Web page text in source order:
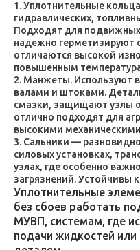
Уплотнительные
гидравлических,
Подходят для
надежно герметизируют
отличаются высокой
повышенным
Манжеты. Используют
валами и штоками.
смазки, защищают узлы
отлично подходят для
высокими
Сальники —
силовых установках,
узлах, где особенно
загрязнений. Устойчивы
Уплотнительные
без сбоев работать
МУВП, системам, где
подачи жидкостей или